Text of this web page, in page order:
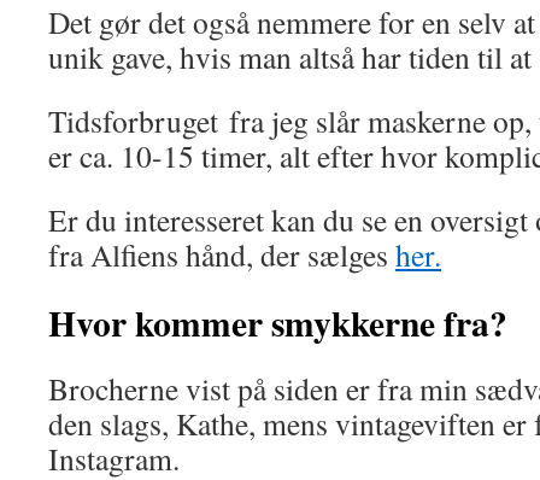
Det gør det også nemmere for en selv
unik gave, hvis man altså har tiden til
Tidsforbruget fra jeg slår maskerne
er ca. 10-15 timer, alt efter hvor
Er du interesseret kan du se en
fra Alfiens hånd, der sælges her.
Hvor kommer smykkerne fra?
Brocherne vist på siden er fra min
den slags, Kathe, mens vintageviften
Instagram.